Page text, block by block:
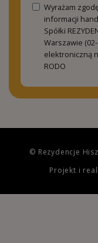
Wyrażam
informacji
Spółki
Warszawie
elektroniczną
RODO
© Rezydencje
Projekt i